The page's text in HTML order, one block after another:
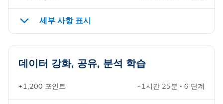
세부 사항 표시
데이터 강화, 공유, 분석 학습
+1,200 포인트 ~1시간 25분 • 6 단계